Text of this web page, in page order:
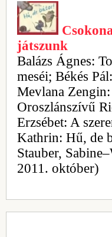
játszunk
Balázs Ágnes:
meséi; Békés
Mevlana
Oroszlánszívű
Erzsébet: A
Kathrin: Hű, de
Stauber,
2011. október)